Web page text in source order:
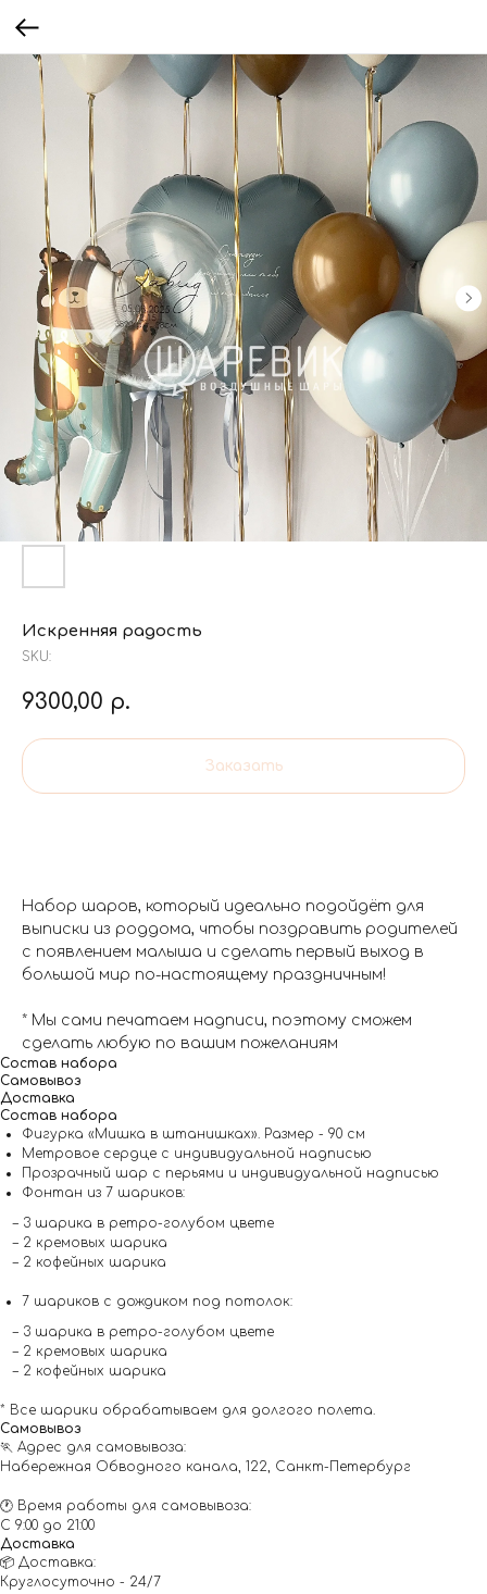
Искренняя радость
SKU:
9300,00 р.
Заказать
Набор шаров, который идеально подойдёт для
выписки из роддома, чтобы поздравить родителей
с появлением малыша и сделать первый выход в
большой мир по-настоящему праздничным!
* Мы сами печатаем надписи, поэтому сможем
сделать любую по вашим пожеланиям
Состав набора
Самовывоз
Доставка
Состав набора
Фигурка «Мишка в штанишках». Размер - 90 см
Метровое сердце с индивидуальной надписью
Прозрачный шар с перьями и индивидуальной надписью
Фонтан из 7 шариков:
– 3 шарика в ретро-голубом цвете
– 2 кремовых шарика
– 2 кофейных шарика
7 шариков с дождиком под потолок:
– 3 шарика в ретро-голубом цвете
– 2 кремовых шарика
– 2 кофейных шарика
* Все шарики обрабатываем для долгого полета.
Самовывоз
🏃 Адрес для самовывоза:
Набережная Обводного канала, 122, Санкт-Петербург
🕐 Время работы для самовывоза:
С 9:00 до 21:00
Доставка
📦 Доставка:
Круглосуточно - 24/7